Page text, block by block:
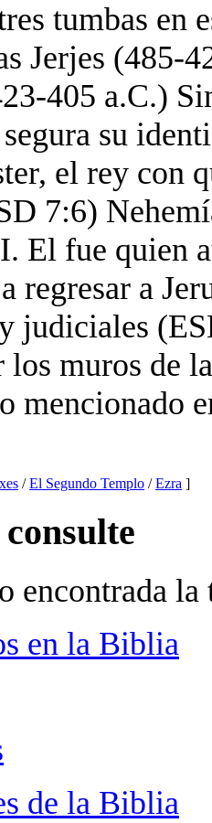
tumbas en
Jerjes (485-
405 a.C.)
su
el rey con
7:6)
El fue quien
regresar a
judiciales
los muros de
mencionado
/El Segundo Templo /Ezra ]
encontrada
en la Biblia
de la Biblia